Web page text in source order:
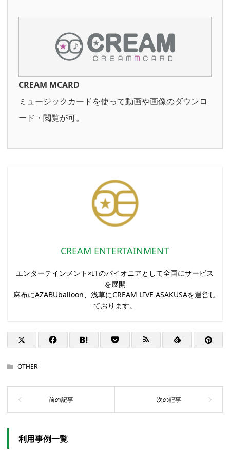
CREAM MCARD
ミュージックカードを使って動画や画像のダウンロ
ード・閲覧が可。
CREAM ENTERTAINMENT
エンターテインメント×ITのパイオニアとして全国にサービス
を展開
麻布にAZABUballoon、浅草にCREAM LIVE ASAKUSAを運営し
ております。
OTHER
利用事例一覧